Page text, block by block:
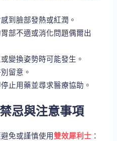
到臉部發熱或紅潤。
部不適或消化問題偶爾出
變換姿勢時可能發生。
留意。
止用藥並尋求醫療協助。
忌與注意事項
免或謹慎使用雙效犀利士 ：